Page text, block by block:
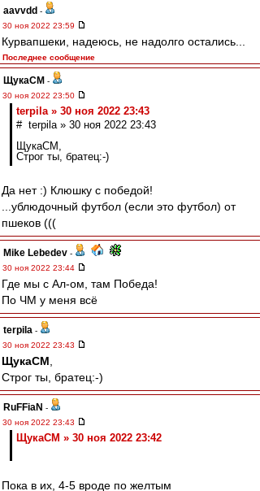
aavvdd -
30 ноя 2022 23:59
Курвапшеки, надеюсь, не надолго остались...
Последнее сообщение
ЩукаСМ -
30 ноя 2022 23:50
terpila » 30 ноя 2022 23:43
# terpila » 30 ноя 2022 23:43
ЩукаСМ,
Строг ты, братец:-)
Да нет :) Клюшку с победой!
...ублюдочный футбол (если это футбол) от
пшеков (((
Mike Lebedev -
30 ноя 2022 23:44
Где мы с Ал-ом, там Победа!
По ЧМ у меня всё
terpila -
30 ноя 2022 23:43
ЩукаСМ
Строг ты, братец:-)
RuFFiaN -
30 ноя 2022 23:43
ЩукаСМ » 30 ноя 2022 23:42
Пока в их, 4-5 вроде по желтым